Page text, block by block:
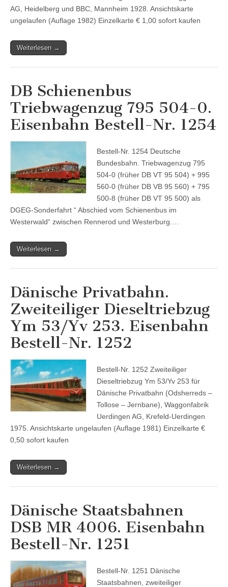
AG, Heidelberg und BBC, Mannheim 1928. Ansichtskarte
ungelaufen (Auflage 1982) Einzelkarte € 1,00 sofort kaufen
Weiterlesen →
DB Schienenbus
Triebwagenzug 795 504-0.
Eisenbahn Bestell-Nr. 1254
Bestell-Nr. 1254 Deutsche
Bundesbahn. Triebwagenzug 795
504-0 (früher DB VT 95 504) + 995
560-0 (früher DB VB 95 560) + 795
500-8 (früher DB VT 95 500) als
DGEG-Sonderfahrt “ Abschied vom Schienenbus im
Westerwald“ zwischen Rennerod und Westerburg.…
Weiterlesen →
Dänische Privatbahn.
Zweiteiliger Dieseltriebzug
Ym 53/Yv 253. Eisenbahn
Bestell-Nr. 1252
Bestell-Nr. 1252 Zweiteiliger
Dieseltriebzug Ym 53/Yv 253 für
Dänische Privatbahn (Odsherreds –
Tollose – Jernbane), Waggonfabrik
Uerdingen AG, Krefeld-Uerdingen
1975. Ansichtskarte ungelaufen (Auflage 1981) Einzelkarte €
0,50 sofort kaufen
Weiterlesen →
Dänische Staatsbahnen
DSB MR 4006. Eisenbahn
Bestell-Nr. 1251
Bestell-Nr. 1251 Dänische
Staatsbahnen, zweiteiliger